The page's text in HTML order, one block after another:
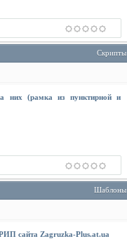
Скрипты
них (рамка из пунктирной и
Шаблоны
сайта Zagruzka-Plus.at.ua